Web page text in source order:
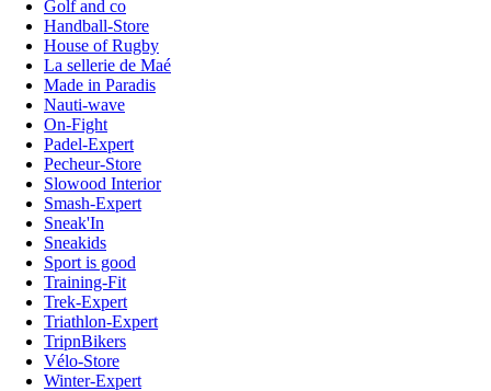
Golf and co
Handball-Store
House of Rugby
La sellerie de Maé
Made in Paradis
Nauti-wave
On-Fight
Padel-Expert
Pecheur-Store
Slowood Interior
Smash-Expert
Sneak'In
Sneakids
Sport is good
Training-Fit
Trek-Expert
Triathlon-Expert
TripnBikers
Vélo-Store
Winter-Expert